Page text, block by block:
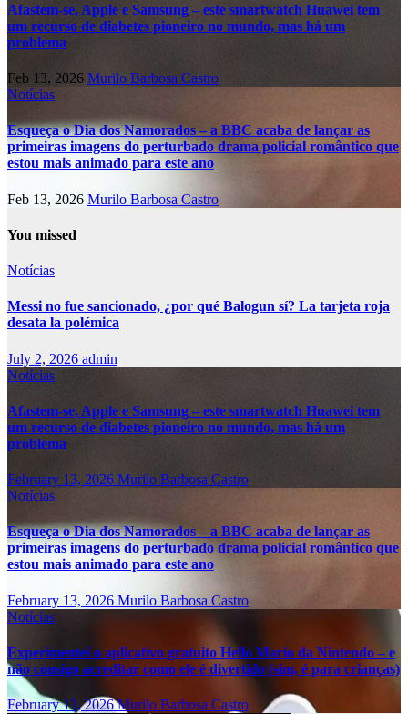
Afastem-se, Apple e Samsung – este smartwatch Huawei tem
um recurso de diabetes pioneiro no mundo, mas há um
problema
Feb 13, 2026 Murilo Barbosa Castro
Notícias
Esqueça o Dia dos Namorados – a BBC acaba de lançar as
primeiras imagens do perturbado drama policial romântico que
estou mais animado para este ano
Feb 13, 2026 Murilo Barbosa Castro
You missed
Notícias
Messi no fue sancionado, ¿por qué Balogun sí? La tarjeta roja
desata la polémica
July 2, 2026 admin
Notícias
Afastem-se, Apple e Samsung – este smartwatch Huawei tem
um recurso de diabetes pioneiro no mundo, mas há um
problema
February 13, 2026 Murilo Barbosa Castro
Notícias
Esqueça o Dia dos Namorados – a BBC acaba de lançar as
primeiras imagens do perturbado drama policial romântico que
estou mais animado para este ano
February 13, 2026 Murilo Barbosa Castro
Notícias
Experimentei o aplicativo gratuito Hello Mario da Nintendo – e
não consigo acreditar como ele é divertido (sim, é para crianças)
February 13, 2026Murilo Barbosa Castro